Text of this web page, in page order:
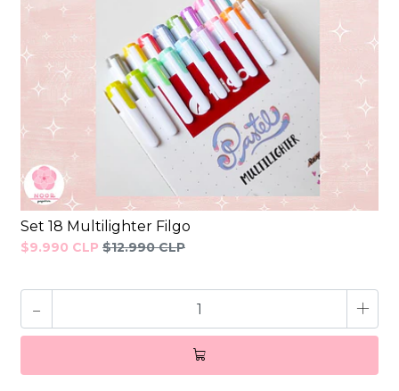
Set 18 Multilighter Filgo
$9.990 CLP $12.990 CLP
- +